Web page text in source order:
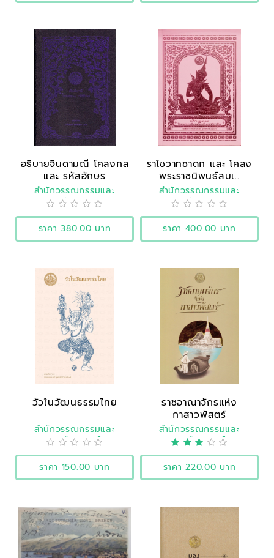
อธิบายจินดามณี โคลงกล
และ รหัสอักษร
สำนักวรรณกรรมและ
ประวัติศาสตร์
ราคา 380.00 บาท
ราโชวาทชาดก และ โคลง
พระราชนิพนธ์สมเ..
สำนักวรรณกรรมและ
ประวัติศาสตร์
ราคา 400.00 บาท
วัวในวัฒนธรรมไทย
สำนักวรรณกรรมและ
ประวัติศาสตร์
ราคา 150.00 บาท
ราชอาณาจักรแห่ง
กาสาวพัสตร์
สำนักวรรณกรรมและ
ประวัติศาสตร์
ราคา 220.00 บาท